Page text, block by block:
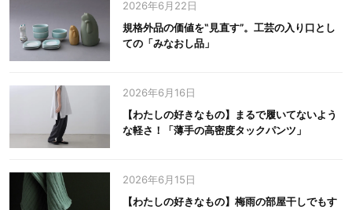
2026年6月22日
規格外品の価値を‟見直す”。工芸の入り口とし
ての「みなおし品」
2026年6月16日
【わたしの好きなもの】まるで履いてないよう
な軽さ！「薄手の高密度タックパンツ」
2026年6月15日
【わたしの好きなもの】梅雨の部屋干しでもす